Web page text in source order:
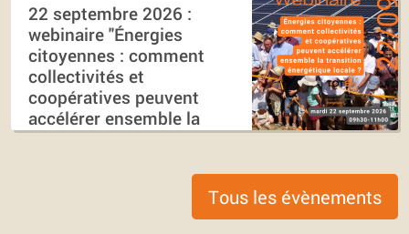
22 septembre 2026 :
webinaire "Énergies
citoyennes : comment
collectivités et
coopératives peuvent
accélérer ensemble la
transition énergétique
Tous les évènements